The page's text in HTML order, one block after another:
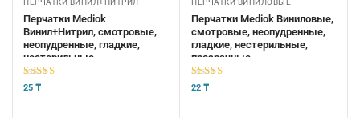
ПЕРЧАТКИ ВИНИЛ+НИТРИЛ
Перчатки Mediok
Винил+Нитрил, смотровые,
неопудренные, гладкие,
нестерильные
5из 5
25 ₸
ПЕРЧАТКИ ВИНИЛОВЫЕ
Перчатки Mediok Виниловые,
смотровые, неопудренные,
гладкие, нестерильные,
прозрачные
5из 5
22 ₸